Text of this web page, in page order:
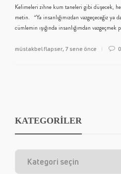
Kelimeleri zihne kum taneleri gibi düşecek,
metin. “Ya insanlığımızdan vazgeçeceğiz ya
cümlemin ışığında insanlığımdan
müstakbel flapser, 7 sene önce 0
KATEGORİLER